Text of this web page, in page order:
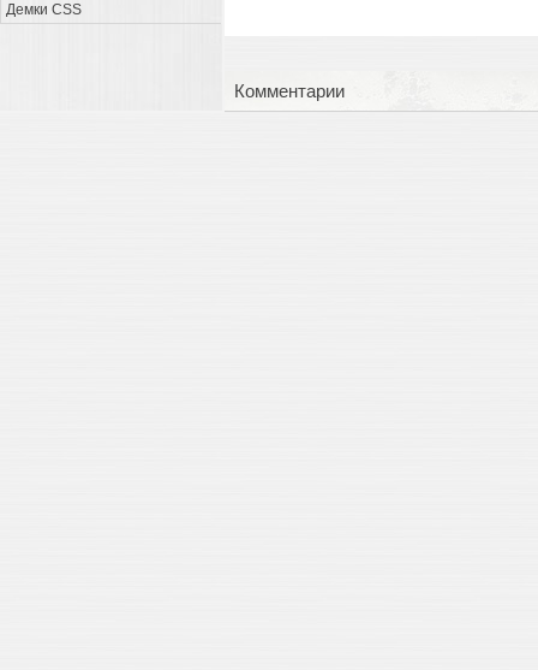
Демки CSS
Комментарии